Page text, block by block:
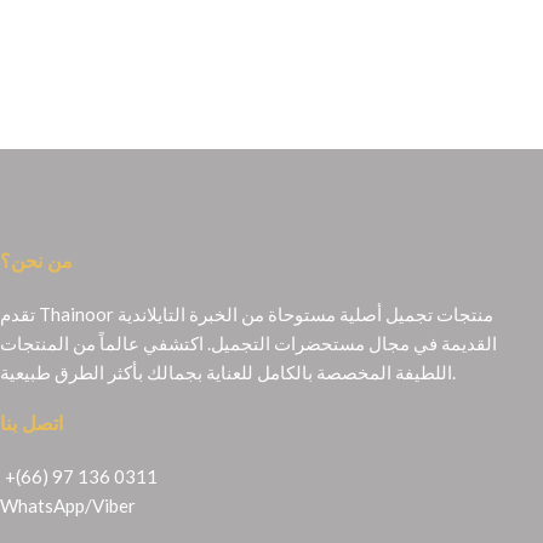
من نحن؟
تقدم Thainoor منتجات تجميل أصلية مستوحاة من الخبرة التايلاندية
القديمة في مجال مستحضرات التجميل. اكتشفي عالماً من المنتجات
اتصل بنا
+(66) 97 136 0311
WhatsApp/Viber